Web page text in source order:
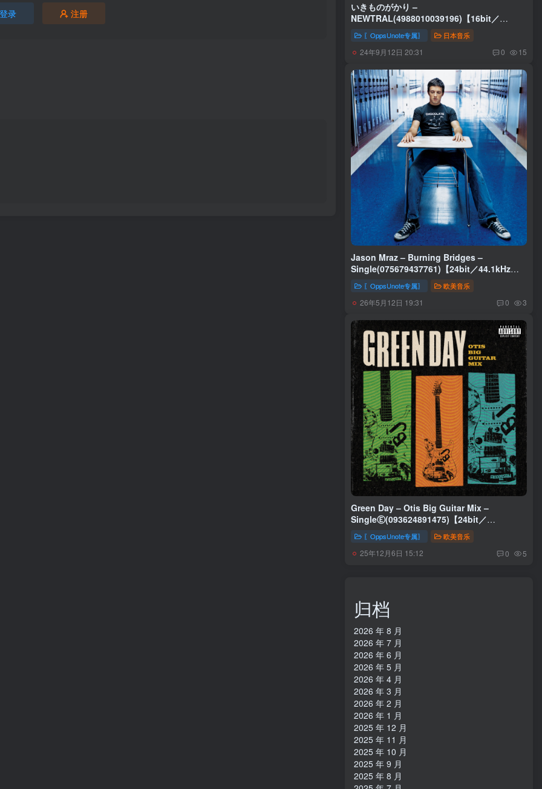
登录 注册
いきものがかり –
NEWTRAL(4988010039196)【16bit／
44.1kHz】日本区
〖OppsUnote专属〗 日本音乐
24年9月12日 20:31 0 15
Jason Mraz – Burning Bridges –
Single(075679437761)【24bit／44.1kHz】
土耳其区
〖OppsUnote专属〗 欧美音乐
26年5月12日 19:31 0 3
Green Day – Otis Big Guitar Mix –
SingleⒺ(093624891475)【24bit／
48.0kHz】土耳其区
〖OppsUnote专属〗 欧美音乐
25年12月6日 15:12 0 5
归档
2026 年 8 月
2026 年 7 月
2026 年 6 月
2026 年 5 月
2026 年 4 月
2026 年 3 月
2026 年 2 月
2026 年 1 月
2025 年 12 月
2025 年 11 月
2025 年 10 月
2025 年 9 月
2025 年 8 月